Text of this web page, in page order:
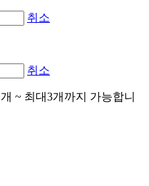
취소
취소
~ 최대3개까지 가능합니